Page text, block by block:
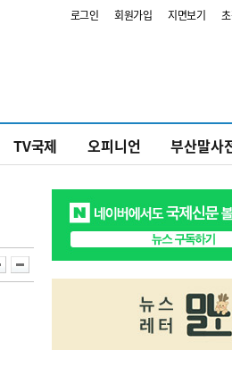
로그인 회원가입 지면보기
TV국제 오피니언 부산말사